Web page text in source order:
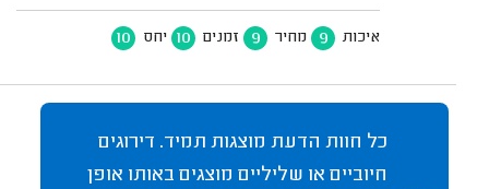
איכות 9 מחיר 9 זמנים 10 יחס 10
כל חוות הדעת מוצגות תמיד. דירוגים
חיוביים או שליליים מוצגים באותו אופן